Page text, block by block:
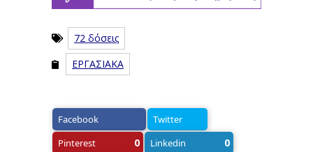
72 δόσεις
ΕΡΓΑΣΙΑΚΑ
Facebook
Twitter
Pinterest
0 Linkedin 0